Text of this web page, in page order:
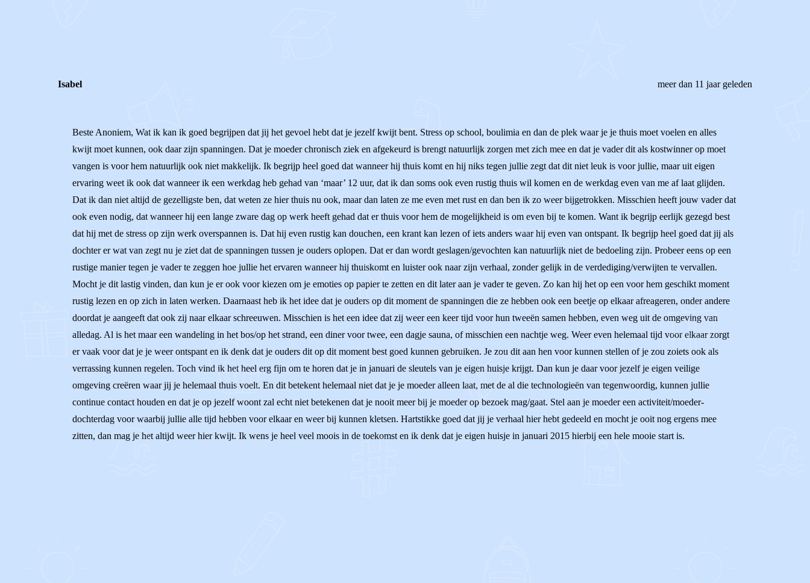
Isabel meer dan 11 jaar geleden
Beste Anoniem, Wat ik kan ik goed begrijpen dat jij het gevoel hebt dat je jezelf kwijt bent. Stress op school, boulimia en dan de plek waar je je thuis moet voelen en alles
kwijt moet kunnen, ook daar zijn spanningen. Dat je moeder chronisch ziek en afgekeurd is brengt natuurlijk zorgen met zich mee en dat je vader dit als kostwinner op moet
vangen is voor hem natuurlijk ook niet makkelijk. Ik begrijp heel goed dat wanneer hij thuis komt en hij niks tegen jullie zegt dat dit niet leuk is voor jullie, maar uit eigen
ervaring weet ik ook dat wanneer ik een werkdag heb gehad van ‘maar’ 12 uur, dat ik dan soms ook even rustig thuis wil komen en de werkdag even van me af laat glijden.
Dat ik dan niet altijd de gezelligste ben, dat weten ze hier thuis nu ook, maar dan laten ze me even met rust en dan ben ik zo weer bijgetrokken. Misschien heeft jouw vader dat
ook even nodig, dat wanneer hij een lange zware dag op werk heeft gehad dat er thuis voor hem de mogelijkheid is om even bij te komen. Want ik begrijp eerlijk gezegd best
dat hij met de stress op zijn werk overspannen is. Dat hij even rustig kan douchen, een krant kan lezen of iets anders waar hij even van ontspant. Ik begrijp heel goed dat jij als
dochter er wat van zegt nu je ziet dat de spanningen tussen je ouders oplopen. Dat er dan wordt geslagen/gevochten kan natuurlijk niet de bedoeling zijn. Probeer eens op een
rustige manier tegen je vader te zeggen hoe jullie het ervaren wanneer hij thuiskomt en luister ook naar zijn verhaal, zonder gelijk in de verdediging/verwijten te vervallen.
Mocht je dit lastig vinden, dan kun je er ook voor kiezen om je emoties op papier te zetten en dit later aan je vader te geven. Zo kan hij het op een voor hem geschikt moment
rustig lezen en op zich in laten werken. Daarnaast heb ik het idee dat je ouders op dit moment de spanningen die ze hebben ook een beetje op elkaar afreageren, onder andere
doordat je aangeeft dat ook zij naar elkaar schreeuwen. Misschien is het een idee dat zij weer een keer tijd voor hun tweeën samen hebben, even weg uit de omgeving van
alledag. Al is het maar een wandeling in het bos/op het strand, een diner voor twee, een dagje sauna, of misschien een nachtje weg. Weer even helemaal tijd voor elkaar zorgt
er vaak voor dat je je weer ontspant en ik denk dat je ouders dit op dit moment best goed kunnen gebruiken. Je zou dit aan hen voor kunnen stellen of je zou zoiets ook als
verrassing kunnen regelen. Toch vind ik het heel erg fijn om te horen dat je in januari de sleutels van je eigen huisje krijgt. Dan kun je daar voor jezelf je eigen veilige
omgeving creëren waar jij je helemaal thuis voelt. En dit betekent helemaal niet dat je je moeder alleen laat, met de al die technologieën van tegenwoordig, kunnen jullie
continue contact houden en dat je op jezelf woont zal echt niet betekenen dat je nooit meer bij je moeder op bezoek mag/gaat. Stel aan je moeder een activiteit/moeder-
dochterdag voor waarbij jullie alle tijd hebben voor elkaar en weer bij kunnen kletsen. Hartstikke goed dat jij je verhaal hier hebt gedeeld en mocht je ooit nog ergens mee
zitten, dan mag je het altijd weer hier kwijt. Ik wens je heel veel moois in de toekomst en ik denk dat je eigen huisje in januari 2015 hierbij een hele mooie start is.